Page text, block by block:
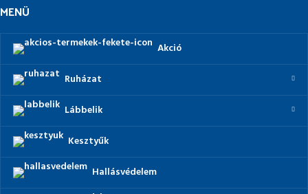
MENÜ
Akció
Ruházat
Lábbelik
Kesztyűk
Hallásvédelem